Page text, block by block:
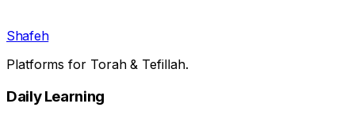
Shafeh
Platforms for Torah & Tefillah.
Daily Learning